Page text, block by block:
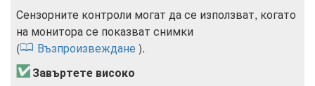
Сензорните контроли могат да се използват, когато
на монитора се показват снимки
(
Възпроизвеждане ).
Завъртете високо